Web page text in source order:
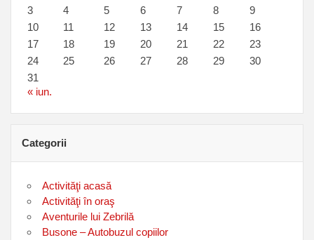
3
4 5 6 7 8
9
10
11 12 13 14 15
16
17
18 19 20 21 22
23
24
25 26 27 28 29
30
31
« iun.
Categorii
Activităţi acasă
Activităţi în oraş
Aventurile lui Zebrilă
Busone – Autobuzul copiilor